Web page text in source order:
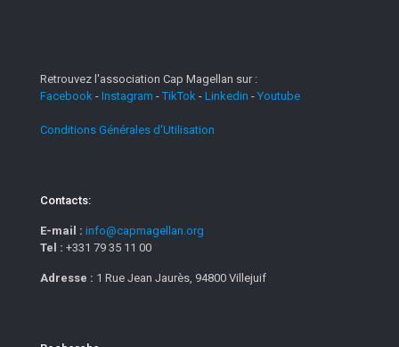
Retrouvez l'association Cap Magellan sur :
Facebook - Instagram -TikTok - Linkedin - Youtube
Conditions Générales d'Utilisation
Contacts:
E-mail : info@capmagellan.org
Tel : +331 79 35 11 00
Adresse : 1 Rue Jean Jaurès, 94800 Villejuif